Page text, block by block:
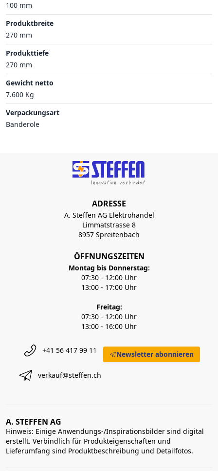
100 mm
Produktbreite
270 mm
Produkttiefe
270 mm
Gewicht netto
7.600 Kg
Verpackungsart
Banderole
ADRESSE
A. Steffen AG Elektrohandel
Limmatstrasse 8
8957 Spreitenbach
ÖFFNUNGSZEITEN
Montag bis Donnerstag:
07:30 - 12:00 Uhr
13:00 - 17:00 Uhr
Freitag:
07:30 - 12:00 Uhr
13:00 - 16:00 Uhr
+41 56 417 99 11
verkauf@steffen.ch
Newsletter abonnieren
A. STEFFEN AG
Hinweis: Einige Anwendungs-/Inspirationsbilder sind digital
erstellt. Verbindlich für Produkteigenschaften und
Lieferumfang sind Produktbeschreibung und Detailfotos.